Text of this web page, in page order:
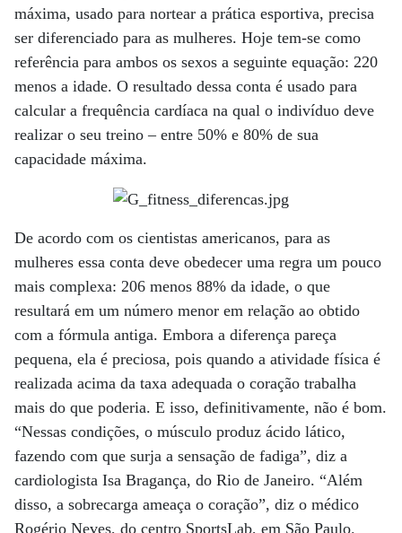
máxima, usado para nortear a prática esportiva, precisa
ser diferenciado para as mulheres. Hoje tem-se como
referência para ambos os sexos a seguinte equação: 220
menos a idade. O resultado dessa conta é usado para
calcular a frequência cardíaca na qual o indivíduo deve
realizar o seu treino – entre 50% e 80% de sua
capacidade máxima.
De acordo com os cientistas americanos, para as
mulheres essa conta deve obedecer uma regra um pouco
mais complexa: 206 menos 88% da idade, o que
resultará em um número menor em relação ao obtido
com a fórmula antiga. Embora a diferença pareça
pequena, ela é preciosa, pois quando a atividade física é
realizada acima da taxa adequada o coração trabalha
mais do que poderia. E isso, definitivamente, não é bom.
“Nessas condições, o músculo produz ácido lático,
fazendo com que surja a sensação de fadiga”, diz a
cardiologista Isa Bragança, do Rio de Janeiro. “Além
disso, a sobrecarga ameaça o coração”, diz o médico
Rogério Neves, do centro SportsLab, em São Paulo.